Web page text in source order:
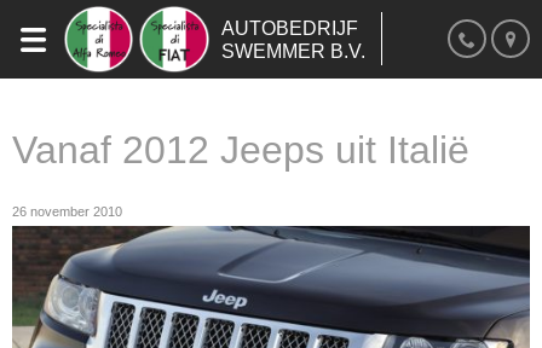
AUTOBEDRIJF
SWEMMER B.V.
Vanaf 2012 Jeeps uit Italië
26 november 2010